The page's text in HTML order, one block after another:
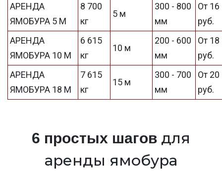
АРЕНДА
ЯМОБУРА 5 М
8 700
кг
5 м
300 - 800
мм
От 16
руб.
АРЕНДА
ЯМОБУРА 10 М
6 615
кг
10 м
200 - 600
мм
От 18
руб.
АРЕНДА
ЯМОБУРА 18 М
7 615
кг
15 м
300 - 700
мм
От 20
руб.
6 простых шагов для
аренды ямобура